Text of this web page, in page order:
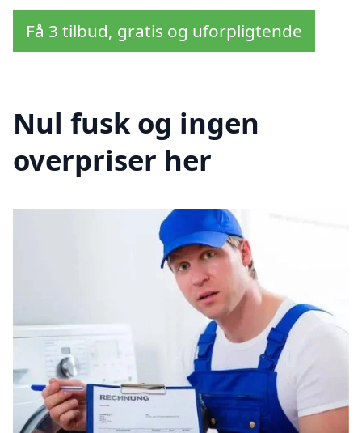
Få 3 tilbud, gratis og uforpligtende
Nul fusk og ingen
overpriser her